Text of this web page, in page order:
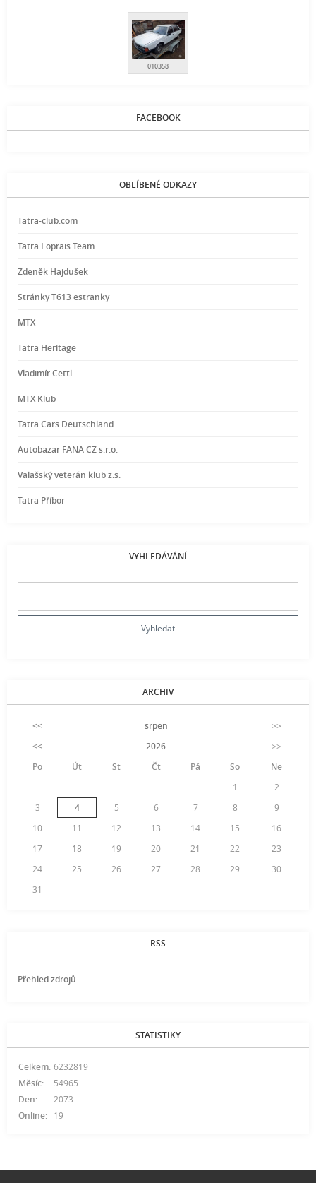
010358
FACEBOOK
OBLÍBENÉ ODKAZY
Tatra-club.com
Tatra Loprais Team
Zdeněk Hajdušek
Stránky T613 estranky
MTX
Tatra Heritage
Vladimír Cettl
MTX Klub
Tatra Cars Deutschland
Autobazar FANA CZ s.r.o.
Valašský veterán klub z.s.
Tatra Příbor
VYHLEDÁVÁNÍ
ARCHIV
<< srpen
>>
<<
2026
>>
Po
Út St Čt Pá So
Ne
1
2
3
4 5 6 7 8
9
10
11 12 13 14 15
16
17
18 19 20 21 22
23
24
25 26 27 28 29
30
31
RSS
Přehled zdrojů
STATISTIKY
Online: 19
Celkem: 6232819
Měsíc:
54965
Den:
2073